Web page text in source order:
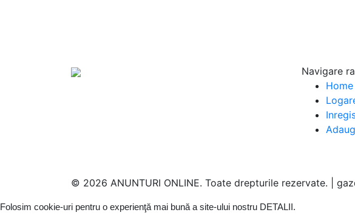
Navigare
Home
© 2026 ANUNTURI ONLINE. Toate drepturile rezervate. |
Folosim cookie-uri pentru o experienţă mai bună a site-ului nostru DETALII .